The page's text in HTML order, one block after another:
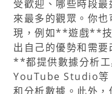
受歡迎、哪些時段
來最多的觀眾。你
現，例如**遊戲**技
出自己的優勢和需
**都提供數據分析
YouTube Studio等
和分析數據。此外